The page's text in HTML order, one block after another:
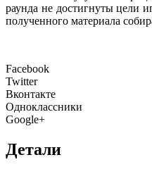
раунда не достигнуты цели
полученного материала
Facebook
Twitter
Вконтакте
Одноклассники
Google+
Детали